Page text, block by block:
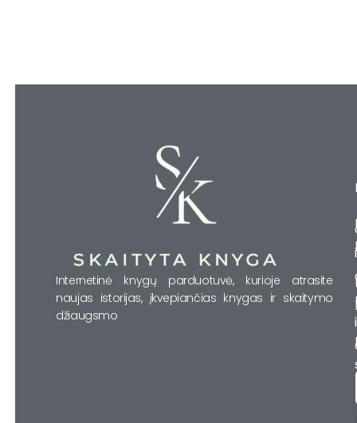
Internetinė knygų parduotuvė, kurioje atrasite
naujas istorijas, įkvepiančias knygas ir skaitymo
džiaugsmo